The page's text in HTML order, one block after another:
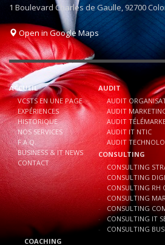
1 Boulevard Charles de Gaulle, 92700
Open in Google Maps
ACCUEIL
VCSTS EN UNE PAGE
EXPÉRIENCES
HISTORIQUE
NOS SERVICES
F.A.Q.
BUSINESS & IT NEWS
CONTACT
AUDIT
AUDIT
AUDIT
AUDIT
AUDIT IT NTIC
AUDIT
CONSULTING
CONSULTING
CONSULTING
CONSULTING RH
CONSULTING
CONSULTING
CONSULTING IT
CONSULTING
COACHING